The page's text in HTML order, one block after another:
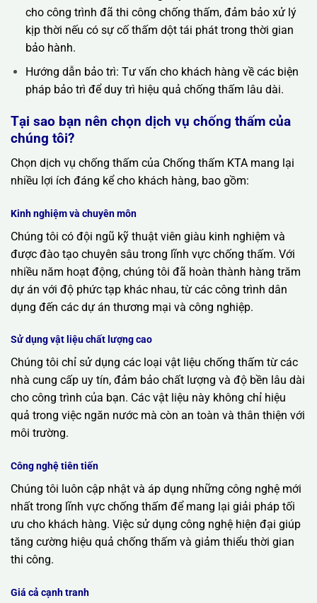
cho công trình đã thi công chống thấm, đảm bảo xử lý
kịp thời nếu có sự cố thấm dột tái phát trong thời gian
bảo hành.
Hướng dẫn bảo trì: Tư vấn cho khách hàng về các biện
pháp bảo trì để duy trì hiệu quả chống thấm lâu dài.
Tại sao bạn nên chọn dịch vụ chống thấm của
chúng tôi?
Chọn dịch vụ chống thấm của Chống thấm KTA mang lại
nhiều lợi ích đáng kể cho khách hàng, bao gồm:
Kinh nghiệm và chuyên môn
Chúng tôi có đội ngũ kỹ thuật viên giàu kinh nghiệm và
được đào tạo chuyên sâu trong lĩnh vực chống thấm. Với
nhiều năm hoạt động, chúng tôi đã hoàn thành hàng trăm
dự án với độ phức tạp khác nhau, từ các công trình dân
dụng đến các dự án thương mại và công nghiệp.
Sử dụng vật liệu chất lượng cao
Chúng tôi chỉ sử dụng các loại vật liệu chống thấm từ các
nhà cung cấp uy tín, đảm bảo chất lượng và độ bền lâu dài
cho công trình của bạn. Các vật liệu này không chỉ hiệu
quả trong việc ngăn nước mà còn an toàn và thân thiện với
môi trường.
Công nghệ tiên tiến
Chúng tôi luôn cập nhật và áp dụng những công nghệ mới
nhất trong lĩnh vực chống thấm để mang lại giải pháp tối
ưu cho khách hàng. Việc sử dụng công nghệ hiện đại giúp
tăng cường hiệu quả chống thấm và giảm thiểu thời gian
thi công.
Giá cả cạnh tranh